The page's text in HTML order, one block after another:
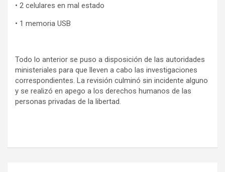
• 2 celulares en mal estado
• 1 memoria USB
Todo lo anterior se puso a disposición de las autoridades
ministeriales para que lleven a cabo las investigaciones
correspondientes. La revisión culminó sin incidente alguno
y se realizó en apego a los derechos humanos de las
personas privadas de la libertad.